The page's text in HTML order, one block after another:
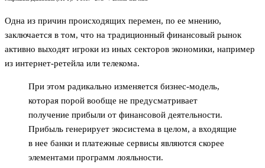
Одна из причин происходящих перемен, по ее мнению,
заключается в том, что на традиционный финансовый рынок
активно выходят игроки из иных секторов экономики, например
из интернет-ретейла или телекома.
При этом радикально изменяется бизнес-модель,
которая порой вообще не предусматривает
получение прибыли от финансовой деятельности.
Прибыль генерирует экосистема в целом, а входящие
в нее банки и платежные сервисы являются скорее
элементами программ лояльности.